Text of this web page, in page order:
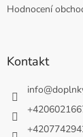
Hodnocení
Kontakt
info@